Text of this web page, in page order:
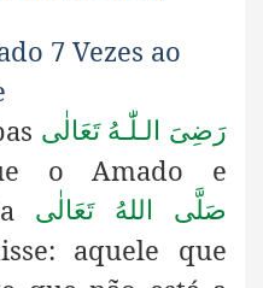
7 Vezes ao
رَضِیَ الـلّٰـهُ تَعَالٰی
o Amado e
صَلَّى اللهُ تَعَالٰى
aquele que